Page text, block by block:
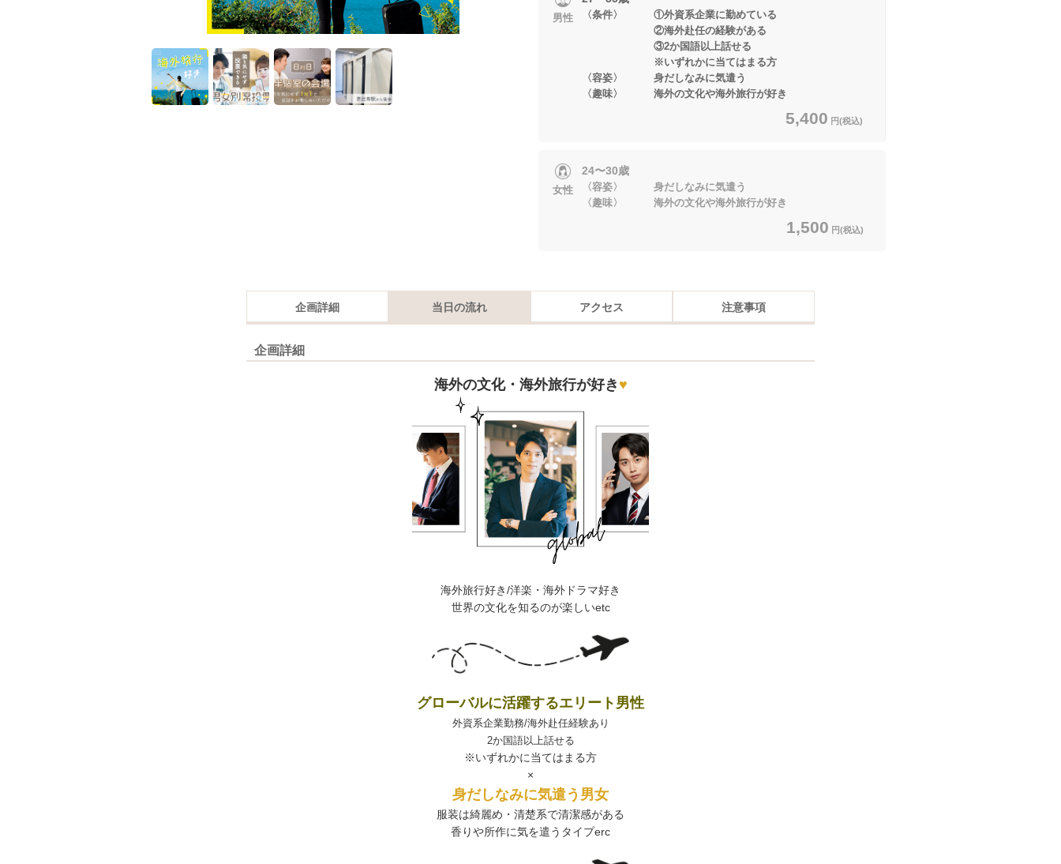
男性
〈条件〉 ①外資系企業に勤めている
②海外赴任の経験がある
③2か国語以上話せる
※いずれかに当てはまる方
〈容姿〉 身だしなみに気遣う
〈趣味〉 海外の文化や海外旅行が好き
5,400 円(税込)
女性
24〜30歳
〈容姿〉 身だしなみに気遣う
〈趣味〉 海外の文化や海外旅行が好き
1,500 円(税込)
企画詳細 当日の流れ アクセス 注意事項
企画詳細
海外の文化・海外旅行が好き ♥
海外旅行好き/洋楽・海外ドラマ好き
世界の文化を知るのが楽しいetc
グローバルに活躍するエリート男性
外資系企業勤務/海外赴任経験あり
2か国語以上話せる
※いずれかに当てはまる方
×
身だしなみに気遣う男女
服装は綺麗め・清楚系で清潔感がある
香りや所作に気を遣うタイプerc